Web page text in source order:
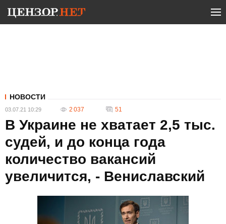
НОВОСТИ
03.07.21 10:29 2 037 51
В Украине не хватает 2,5 тыс.
судей, и до конца года
количество вакансий
увеличится, - Вениславский